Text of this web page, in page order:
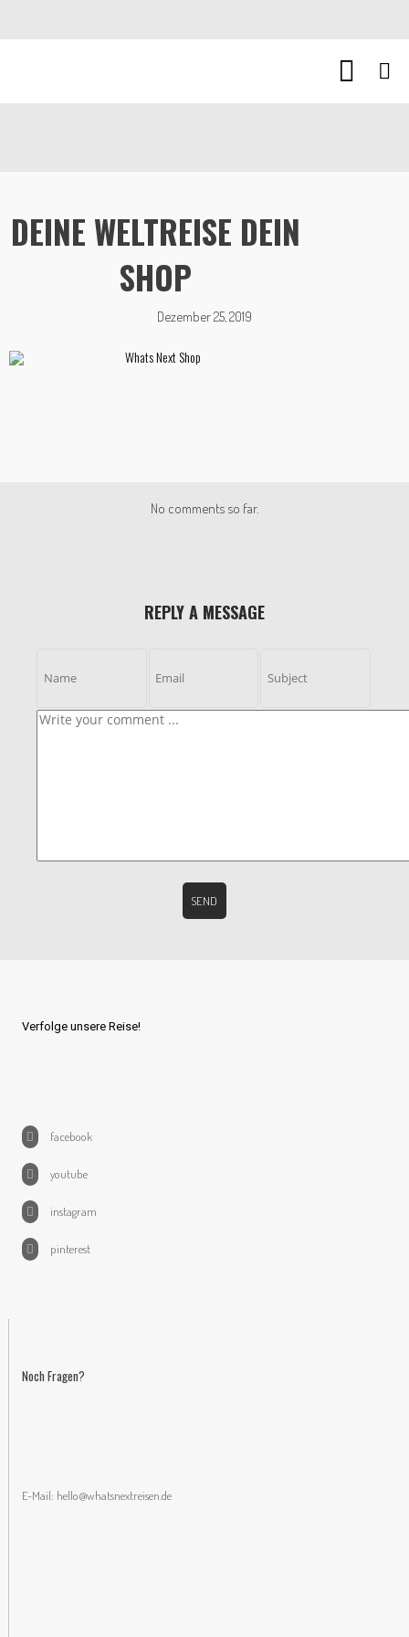
DEINE WELTREISE DEIN
SHOP
Dezember 25, 2019
No comments so far.
REPLY A MESSAGE
Verfolge unsere Reise!
facebook
youtube
instagram
pinterest
Noch Fragen?
E-Mail: hello@whatsnextreisen.de